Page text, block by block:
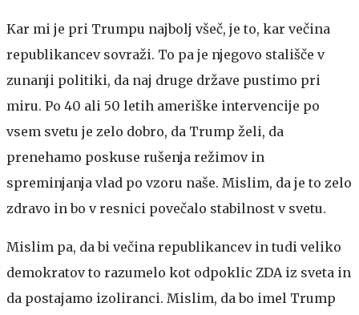
Kar mi je pri Trumpu najbolj všeč, je to, kar večina
republikancev sovraži. To pa je njegovo stališče v
zunanji politiki, da naj druge države pustimo pri
miru. Po 40 ali 50 letih ameriške intervencije po
vsem svetu je zelo dobro, da Trump želi, da
prenehamo poskuse rušenja režimov in
spreminjanja vlad po vzoru naše. Mislim, da je to zelo
zdravo in bo v resnici povečalo stabilnost v svetu.
Mislim pa, da bi večina republikancev in tudi veliko
demokratov to razumelo kot odpoklic ZDA iz sveta in
da postajamo izoliranci. Mislim, da bo imel Trump